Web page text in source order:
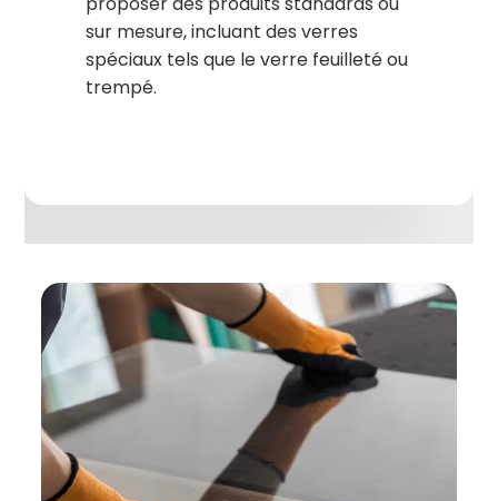
sur mesure, incluant des verres
spéciaux tels que le verre feuilleté ou
trempé.